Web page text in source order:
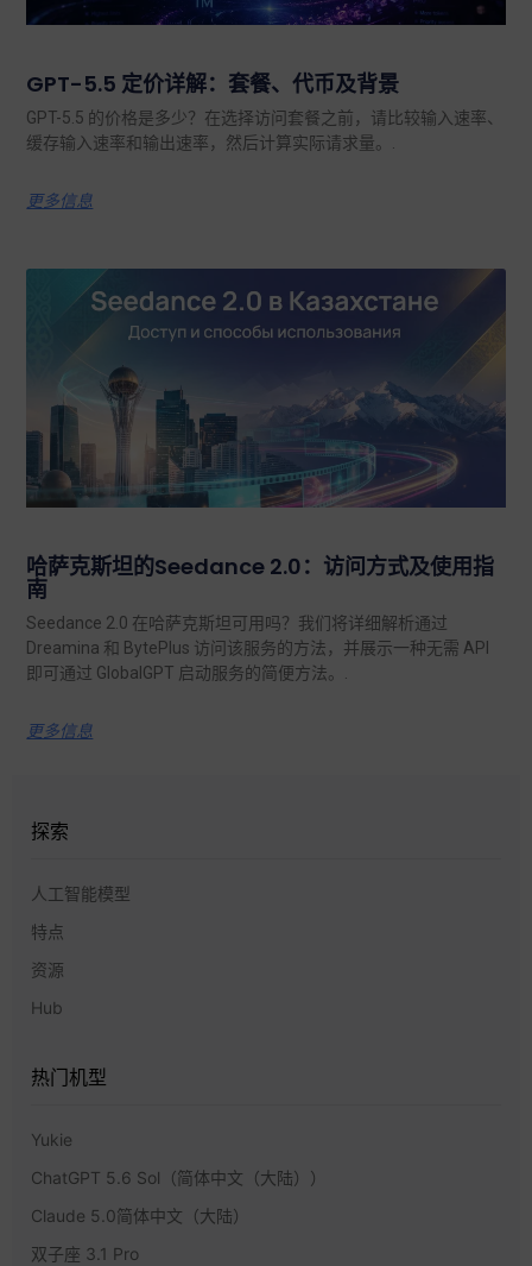
GPT-5.5 定价详解：套餐、代币及背景
GPT-5.5 的价格是多少？在选择访问套餐之前，请比较输入速率、
缓存输入速率和输出速率，然后计算实际请求量。.
更多信息
哈萨克斯坦的Seedance 2.0：访问方式及使用指
南
Seedance 2.0 在哈萨克斯坦可用吗？我们将详细解析通过
Dreamina 和 BytePlus 访问该服务的方法，并展示一种无需 API
即可通过 GlobalGPT 启动服务的简便方法。.
更多信息
探索
人工智能模型
特点
资源
Hub
热门机型
Yukie
ChatGPT 5.6 Sol（简体中文（大陆））
Claude 5.0简体中文（大陆）
双子座 3.1 Pro